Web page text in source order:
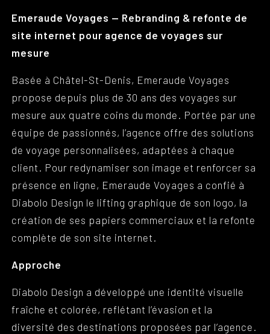
Emeraude Voyages — Rebranding & refonte de
site internet pour agence de voyages sur
mesure
Basée à Châtel-St-Denis, Emeraude Voyages
propose depuis plus de 30 ans des voyages sur
mesure aux quatre coins du monde. Portée par une
équipe de passionnés, l’agence offre des solutions
de voyage personnalisées, adaptées à chaque
client. Pour redynamiser son image et renforcer sa
présence en ligne, Emeraude Voyages a confié à
Diabolo Design le lifting graphique de son logo, la
création de ses papiers commerciaux et la refonte
complète de son site internet.
Approche
Diabolo Design a développé une identité visuelle
fraîche et colorée, reflétant l’évasion et la
diversité des destinations proposées par l’agence.